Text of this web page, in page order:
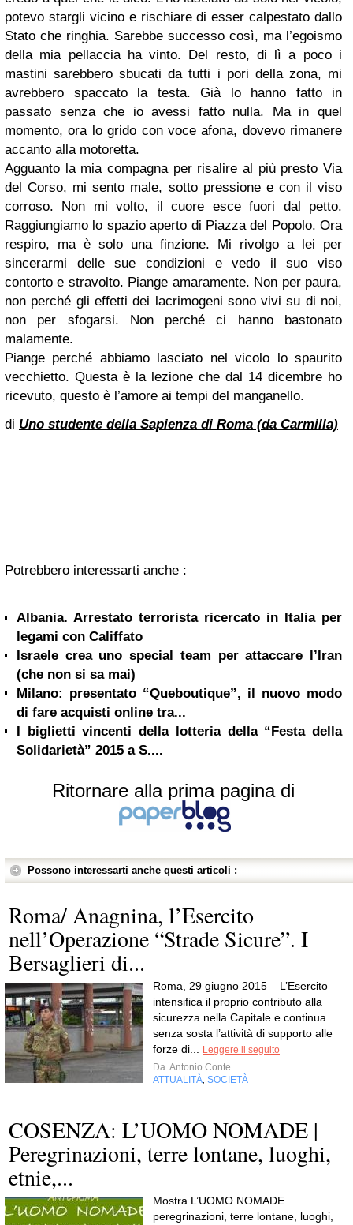
potevo stargli vicino e rischiare di esser calpestato dallo
Stato che ringhia. Sarebbe successo così, ma l’egoismo
della mia pellaccia ha vinto. Del resto, di lì a poco i
mastini sarebbero sbucati da tutti i pori della zona, mi
avrebbero spaccato la testa. Già lo hanno fatto in
passato senza che io avessi fatto nulla. Ma in quel
momento, ora lo grido con voce afona, dovevo rimanere
accanto alla motoretta.
Agguanto la mia compagna per risalire al più presto Via
del Corso, mi sento male, sotto pressione e con il viso
corroso. Non mi volto, il cuore esce fuori dal petto.
Raggiungiamo lo spazio aperto di Piazza del Popolo. Ora
respiro, ma è solo una finzione. Mi rivolgo a lei per
sincerarmi delle sue condizioni e vedo il suo viso
contorto e stravolto. Piange amaramente. Non per paura,
non perché gli effetti dei lacrimogeni sono vivi su di noi,
non per sfogarsi. Non perché ci hanno bastonato
malamente.
Piange perché abbiamo lasciato nel vicolo lo spaurito
vecchietto. Questa è la lezione che dal 14 dicembre ho
ricevuto, questo è l’amore ai tempi del manganello.
di Uno studente della Sapienza di Roma (da Carmilla)
Potrebbero interessarti anche :
Albania. Arrestato terrorista ricercato in Italia per
legami con Califfato
Israele crea uno special team per attaccare l’Iran
(che non si sa mai)
Milano: presentato “Queboutique”, il nuovo modo
di fare acquisti online tra...
I biglietti vincenti della lotteria della “Festa della
Solidarietà” 2015 a S....
Ritornare alla prima pagina di
Possono interessarti anche questi articoli :
Roma/ Anagnina, l’Esercito
nell’Operazione “Strade Sicure”. I
Bersaglieri di...
Roma, 29 giugno 2015 – L’Esercito
intensifica il proprio contributo alla
sicurezza nella Capitale e continua
senza sosta l’attività di supporto alle
forze di...
Leggere il seguito
Da Antonio Conte
ATTUALITÀ SOCIETÀ
COSENZA: L’UOMO NOMADE |
Peregrinazioni, terre lontane, luoghi,
etnie,...
Mostra L’UOMO NOMADE
peregrinazioni, terre lontane, luoghi,